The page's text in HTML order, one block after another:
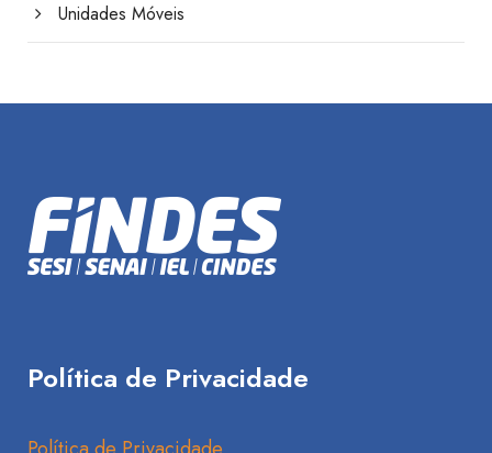
Unidades Móveis
Política de Privacidade